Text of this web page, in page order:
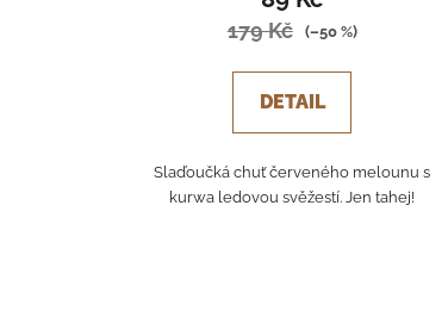
179 Kč (–50 %)
DETAIL
Slaďoučká chuť červeného melounu s
kurwa ledovou svěžestí. Jen tahej!